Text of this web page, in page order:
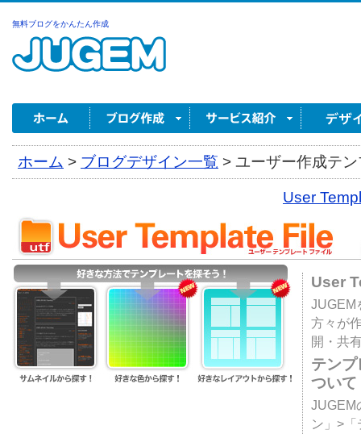
無料ブログをかんたん作成
ホーム > ブログデザイン一覧 > ユーザー作成テ
User
User
JUGEM
方々が
開・共
テン
ついて
JUGEM
ン」>